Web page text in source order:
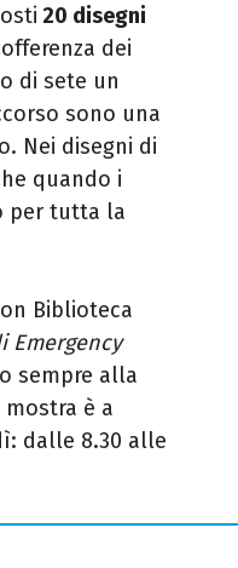
20 disegni
dei
di sete un
sono una
Nei disegni di
quando i
per tutta la
Biblioteca
Emergency
sempre alla
mostra è a
dalle 8.30 alle